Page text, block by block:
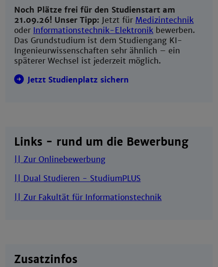
Noch Plätze frei für den Studienstart am
21.09.26! Unser Tipp: Jetzt für Medizintechnik
oder Informationstechnik-Elektronik bewerben.
Das Grundstudium ist dem Studiengang KI-
Ingenieurwissenschaften sehr ähnlich – ein
späterer Wechsel ist jederzeit möglich.
Jetzt Studienplatz sichern
Links - rund um die Bewerbung
|| Zur Onlinebewerbung
|| Dual Studieren - StudiumPLUS
|| Zur Fakultät für Informationstechnik
Zusatzinfos